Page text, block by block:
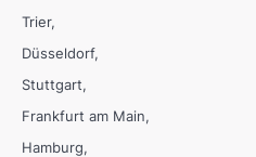
Trier
Düsseldorf
Stuttgart
Frankfurt am Main
Hamburg